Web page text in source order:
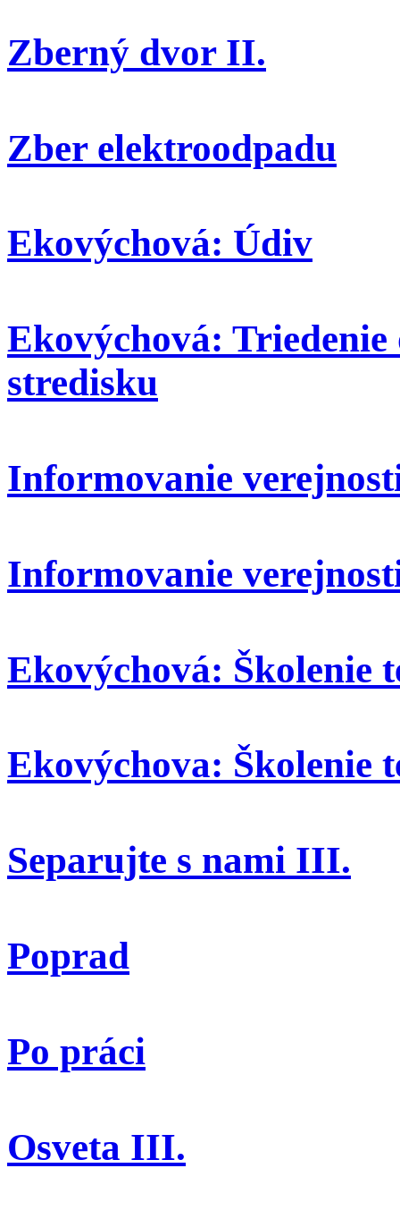
Zberný dvor II.
Zber elektroodpadu
Ekovýchová: Údiv
Ekovýchová:
stredisku
Informovanie
Informovanie
Ekovýchová: Školenie
Ekovýchova: Školenie
Separujte s nami III.
Poprad
Po práci
Osveta III.